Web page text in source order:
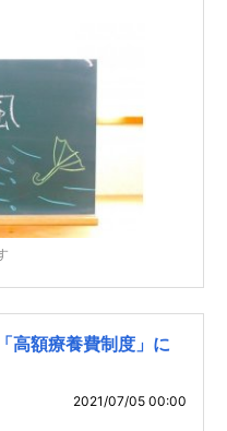
高額療養費制度」に
2021/07/05 00:00